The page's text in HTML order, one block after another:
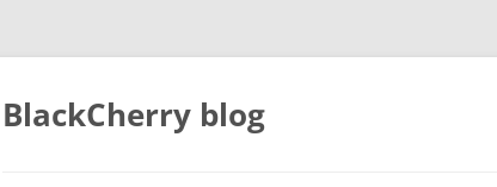
Preskoči
vsebino
BlackCherry blog